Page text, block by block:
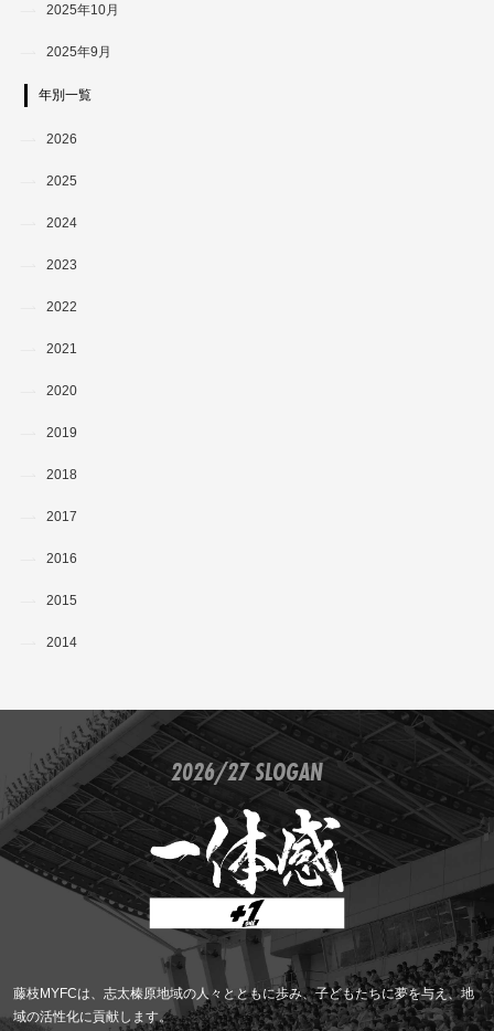
2025年10月
2025年9月
年別一覧
2026
2025
2024
2023
2022
2021
2020
2019
2018
2017
2016
2015
2014
2026/27 SLOGAN
藤枝MYFCは、志太榛原地域の人々とともに歩み、子どもたちに夢を与え、地
域の活性化に貢献します。